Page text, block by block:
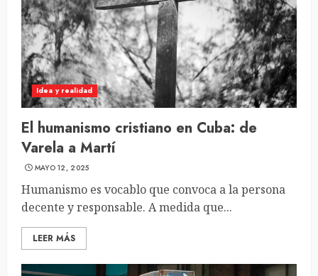
Idea y realidad
El humanismo cristiano en Cuba: de
Varela a Martí
MAYO 12, 2025
Humanismo es vocablo que convoca a la persona
decente y responsable. A medida que...
LEER MÁS